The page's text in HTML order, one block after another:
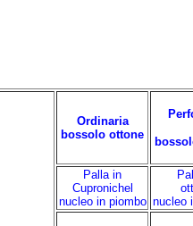
Ordinaria
bossolo ottone
Palla in
Cupronichel
nucleo in piombo nucleo